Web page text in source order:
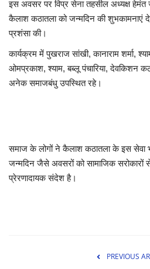
इस अवसर पर विप्र सेना तहसील अध्यक्षहेमंत
कैलाश कठातला को जन्मदिन की शुभकामनाएं
प्रशंसा की।
कार्यक्रम मेंपुखराज सांखी,कानाराम शर्मा,
ओमप्रकाश, श्याम, बब्लू पंचारिया, देवकिशन
अनेक समाजबंधु उपस्थित रहे।
समाज के लोगों ने कैलाश कठातला के इस सेवा
जन्मदिन जैसे अवसरों को सामाजिक सरोकारों
प्रेरणादायक संदेश है।
PREVIOUS